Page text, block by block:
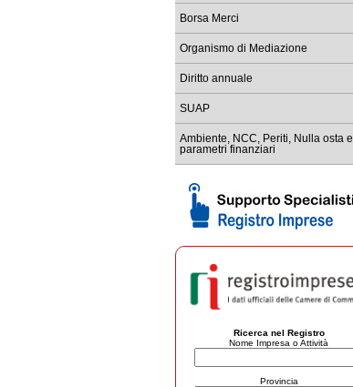
Borsa Merci
Organismo di Mediazione
Diritto annuale
SUAP
Ambiente, NCC, Periti, Nulla osta e
parametri finanziari
Ricerca nel Registro
Nome Impresa o Attività
Provincia